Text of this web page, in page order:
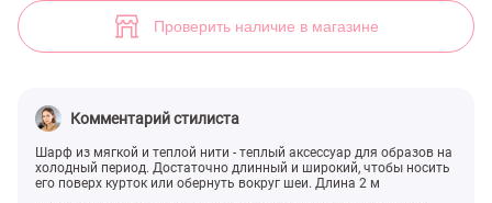
Проверить наличие в магазине
Комментарий стилиста
Шарф из мягкой и теплой нити - теплый аксессуар для образов на
холодный период. Достаточно длинный и широкий, чтобы носить
его поверх курток или обернуть вокруг шеи. Длина 2 м
Молочный шарф с бахромой (арт. 43264) ♡ интернет-магазин Gepur